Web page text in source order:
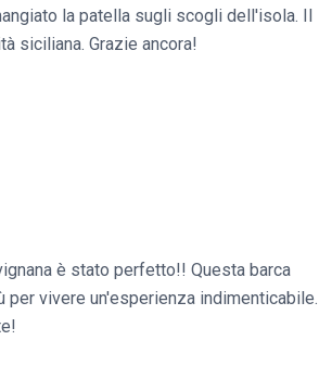
la patella sugli scogli dell'isola. Il
siciliana. Grazie ancora!
è stato perfetto!! Questa barca
per vivere un'esperienza indimenticabile.